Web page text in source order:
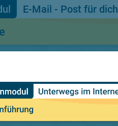
E-Mail - Post für dich